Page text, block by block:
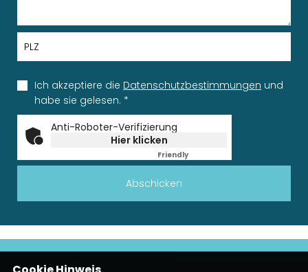
Ich akzeptiere die Datenschutzbestimmungen und
habe sie gelesen. *
Anti-Roboter-Verifizierung
Hier klicken
Friendly
Abschicken